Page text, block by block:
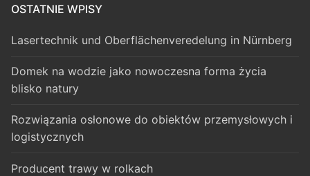
OSTATNIE WPISY
Lasertechnik und Oberflächenveredelung in Nürnberg
Domek na wodzie jako nowoczesna forma życia
blisko natury
Rozwiązania osłonowe do obiektów przemysłowych i
logistycznych
Producent trawy w rolkach